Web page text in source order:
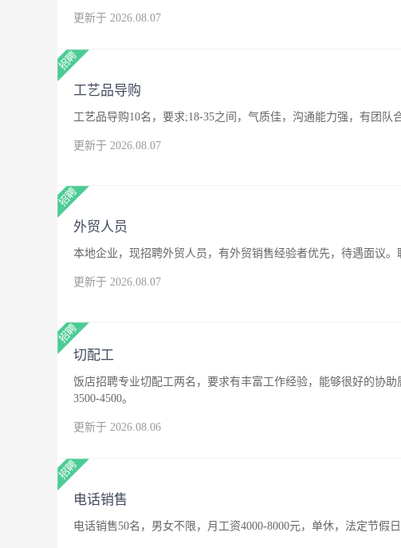
更新于 2026.08.07
工艺品导购
工艺品导购10名，要求;18-35之间，气质佳，沟通能力强，有团队
更新于 2026.08.07
外贸人员
本地企业，现招聘外贸人员，有外贸销售经验者优先，待遇面议。
更新于 2026.08.07
切配工
饭店招聘专业切配工两名，要求有丰富工作经验，能够很好的协
3500-4500。
更新于 2026.08.06
电话销售
电话销售50名，男女不限，月工资4000-8000元，单休，法定节假日